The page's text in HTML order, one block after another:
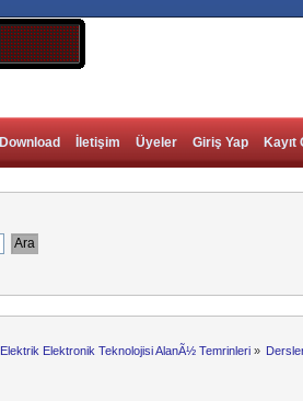
Download İletişim Üyeler Giriş Yap Kayıt
Elektrik Elektronik Teknolojisi AlanÃ½ Temrinleri »